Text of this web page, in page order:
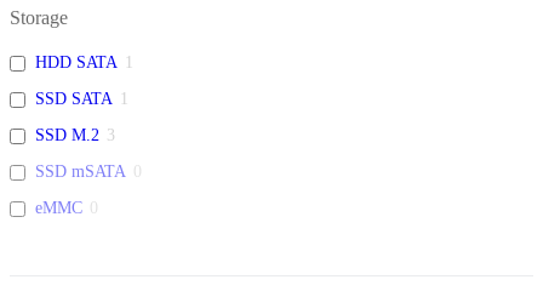
Storage
HDD SATA 1
SSD SATA 1
SSD M.2 3
SSD mSATA 0
eMMC 0